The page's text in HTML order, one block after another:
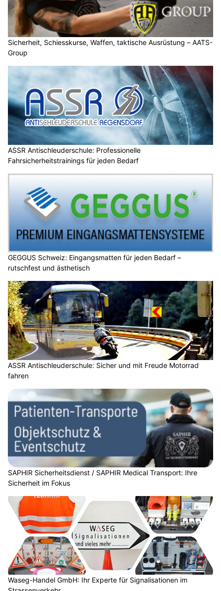
Sicherheit, Schiesskurse, Waffen, taktische Ausrüstung – AATS-
Group
ASSR Antischleuderschule: Professionelle
Fahrsicherheitstrainings für jeden Bedarf
GEGGUS Schweiz: Eingangsmatten für jeden Bedarf –
rutschfest und ästhetisch
ASSR Antischleuderschule: Sicher und mit Freude Motorrad
fahren
SAPHIR Sicherheitsdienst / SAPHIR Medical Transport: Ihre
Sicherheit im Fokus
Waseg-Handel GmbH: Ihr Experte für Signalisationen im